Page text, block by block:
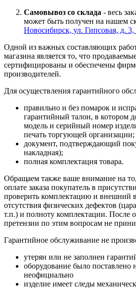
Самовывоз со склада - весь
может быть получен на нашем
Новосибирск, ул. Гипсовая, д. 3,
Одной из важных составляющих
магазина является то, что
сертифицированы и обеспечены
производителей.
Для осуществления гарантийного
правильно и без помарок и
гарантийный талон, в котором
модель и серийный номер
печать торгующей организации;
документ, подтверждающий
накладная);
полная комплектация товара.
Обращаем также ваше внимание на
оплате заказа покупатель в
проверить комплектацию и внешний
отсутствия физических дефектов
т.п.) и полноту комплектации. После
претензии по этим вопросам не
Гарантийное обслуживание не
утерян или не заполнен
оборудование было
неофициально
изделие имеет следы